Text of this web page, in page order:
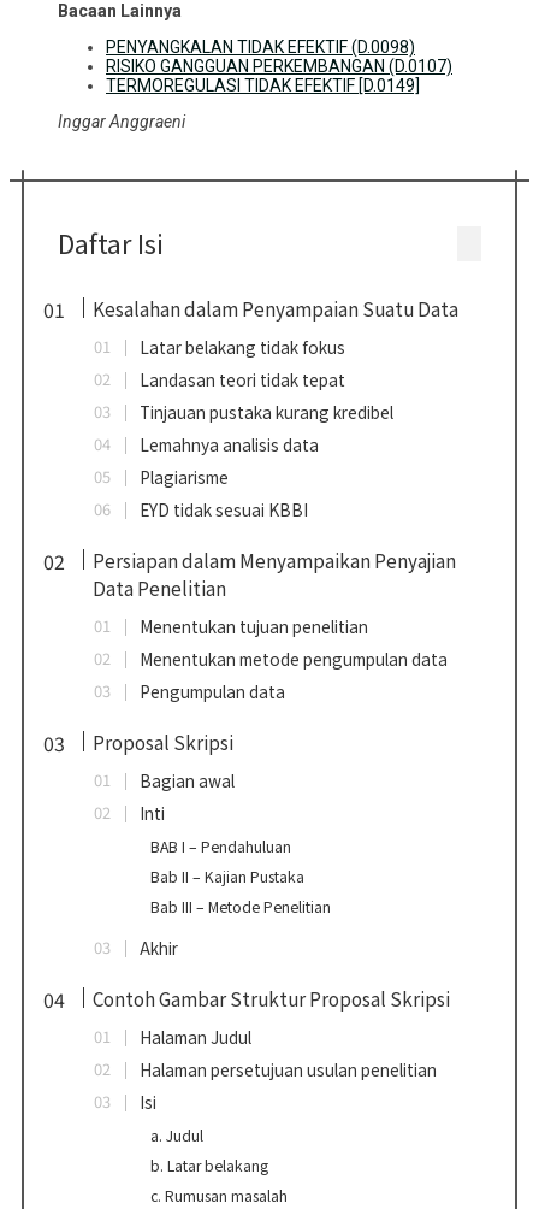
Bacaan Lainnya
PENYANGKALAN TIDAK EFEKTIF (D.0098)
RISIKO GANGGUAN PERKEMBANGAN (D.0107)
TERMOREGULASI TIDAK EFEKTIF [D.0149]
Inggar Anggraeni
Daftar Isi
Kesalahan dalam Penyampaian Suatu Data
Latar belakang tidak fokus
Landasan teori tidak tepat
Tinjauan pustaka kurang kredibel
Lemahnya analisis data
Plagiarisme
EYD tidak sesuai KBBI
Persiapan dalam Menyampaikan Penyajian
Data Penelitian
Menentukan tujuan penelitian
Menentukan metode pengumpulan data
Pengumpulan data
Proposal Skripsi
Bagian awal
Inti
BAB I – Pendahuluan
Bab II – Kajian Pustaka
Bab III – Metode Penelitian
Akhir
Contoh Gambar Struktur Proposal Skripsi
Halaman Judul
Halaman persetujuan usulan penelitian
Isi
a. Judul
b. Latar belakang
c. Rumusan masalah